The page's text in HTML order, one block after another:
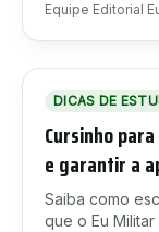
Equipe Editorial
DICAS DE
Cursinho
e garantir a
Saiba como
que o Eu